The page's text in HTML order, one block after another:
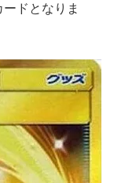
ドとなりま